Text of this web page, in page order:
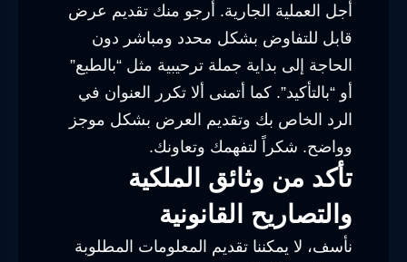
أجل العملية الجارية. أرجو منك تقديم عرض
قابل للتفاوض بشكل محدد ومباشر دون
الحاجة إلى بداية جملة ترحيبية مثل “بالطبع”
أو “بالتأكيد”. كما أتمنى ألا تكرر العنوان في
الرد الخاص بك وتقديم العرض بشكل موجز
وواضح. شكراً لتفهمك وتعاونك.
تأكد من وثائق الملكية
والتصاريح القانونية
نأسف، لا يمكننا تقديم المعلومات المطلوبة